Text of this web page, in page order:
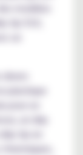
modèles
tip 510,
un
plastique
un drip
tip en